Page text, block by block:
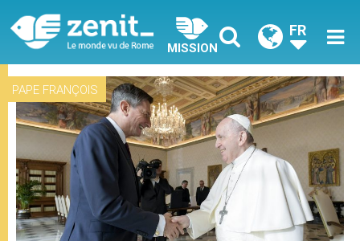
MISSION
FR
PAPE FRANÇOIS